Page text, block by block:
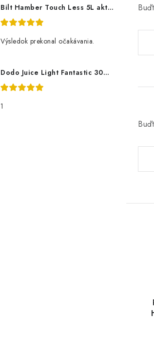
Bilt Hamber Touch Less 5L aktivní pěna
Výsledok prekonal očakávania.
Dodo Juice Light Fantastic 30ml měkký vosk
1